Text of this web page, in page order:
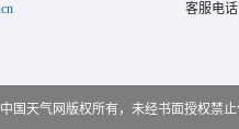
客服电
中国天气网版权所有，未经书面授权